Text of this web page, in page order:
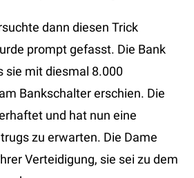
dann diesen Trick
prompt gefasst. Die Bank
sie mit diesmal 8.000
Bankschalter erschien. Die
und hat nun eine
zu erwarten. Die Dame
Verteidigung, sie sei zu dem